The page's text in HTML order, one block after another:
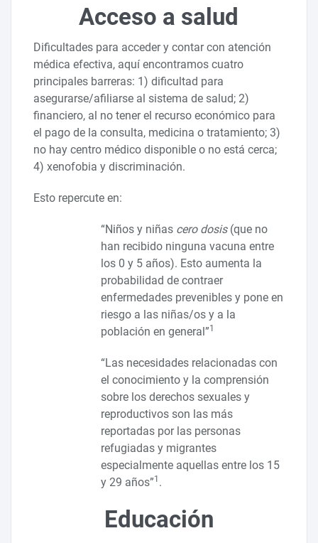
Acceso a salud
Dificultades para acceder y contar con atención
médica efectiva, aquí encontramos cuatro
principales barreras: 1) dificultad para
asegurarse/afiliarse al sistema de salud; 2)
financiero, al no tener el recurso económico para
el pago de la consulta, medicina o tratamiento; 3)
no hay centro médico disponible o no está cerca;
4) xenofobia y discriminación.
Esto repercute en:
“Niños y niñas cero dosis(que no
han recibido ninguna vacuna entre
los 0 y 5 años). Esto aumenta la
probabilidad de contraer
enfermedades prevenibles y pone en
riesgo a las niñas/os y a la
población en general”1
“Las necesidades relacionadas con
el conocimiento y la comprensión
sobre los derechos sexuales y
reproductivos son las más
reportadas por las personas
refugiadas y migrantes
especialmente aquellas entre los 15
y 29 años”1 .
Educación